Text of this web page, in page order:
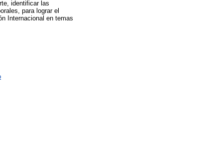
identificar las
para lograr el
Internacional en temas